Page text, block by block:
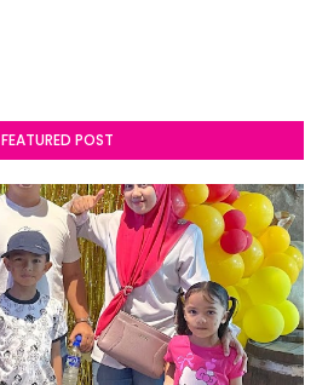
FEATURED POST